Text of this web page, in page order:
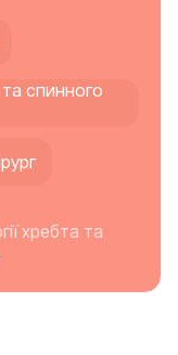
та спинного
хребта та